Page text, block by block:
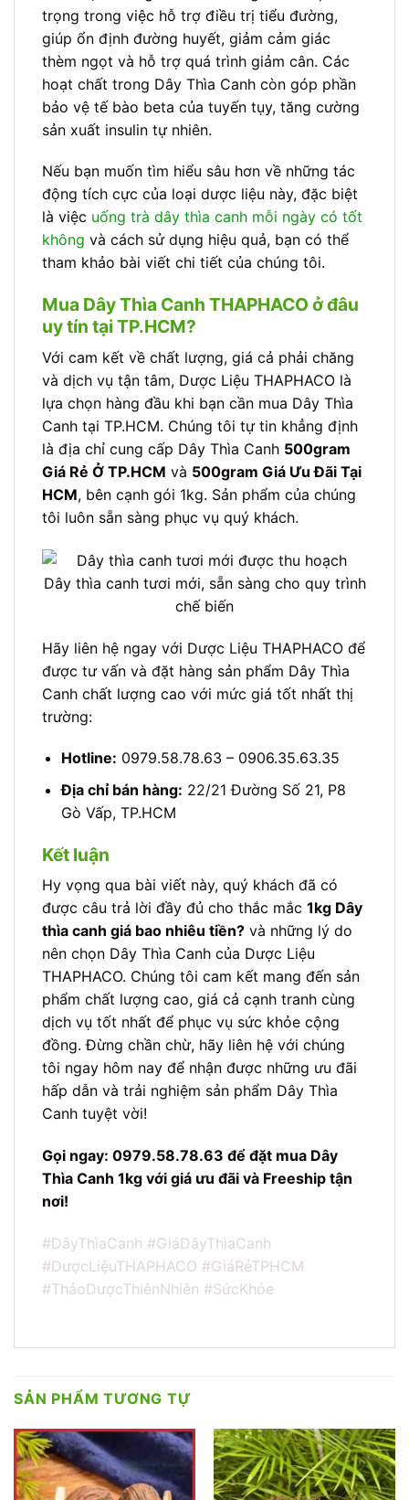
trọng trong việc hỗ trợ điều trị tiểu đường,
giúp ổn định đường huyết, giảm cảm giác
thèm ngọt và hỗ trợ quá trình giảm cân. Các
hoạt chất trong Dây Thìa Canh còn góp phần
bảo vệ tế bào beta của tuyến tụy, tăng cường
sản xuất insulin tự nhiên.
Nếu bạn muốn tìm hiểu sâu hơn về những tác
động tích cực của loại dược liệu này, đặc biệt
là việc uống trà dây thìa canh mỗi ngày có tốt
không và cách sử dụng hiệu quả, bạn có thể
tham khảo bài viết chi tiết của chúng tôi.
Mua Dây Thìa Canh THAPHACO ở đâu
uy tín tại TP.HCM?
Với cam kết về chất lượng, giá cả phải chăng
và dịch vụ tận tâm, Dược Liệu THAPHACO là
lựa chọn hàng đầu khi bạn cần mua Dây Thìa
Canh tại TP.HCM. Chúng tôi tự tin khẳng định
là địa chỉ cung cấp Dây Thìa Canh 500gram
Giá Rẻ Ở TP.HCM và 500gram Giá Ưu Đãi Tại
HCM, bên cạnh gói 1kg. Sản phẩm của chúng
tôi luôn sẵn sàng phục vụ quý khách.
Dây thìa canh tươi mới, sẵn sàng cho quy trình
chế biến
Hãy liên hệ ngay với Dược Liệu THAPHACO để
được tư vấn và đặt hàng sản phẩm Dây Thìa
Canh chất lượng cao với mức giá tốt nhất thị
trường:
Hotline: 0979.58.78.63 – 0906.35.63.35
Địa chỉ bán hàng: 22/21 Đường Số 21, P8
Gò Vấp, TP.HCM
Kết luận
Hy vọng qua bài viết này, quý khách đã có
được câu trả lời đầy đủ cho thắc mắc 1kg Dây
thìa canh giá bao nhiêu tiền? và những lý do
nên chọn Dây Thìa Canh của Dược Liệu
THAPHACO. Chúng tôi cam kết mang đến sản
phẩm chất lượng cao, giá cả cạnh tranh cùng
dịch vụ tốt nhất để phục vụ sức khỏe cộng
đồng. Đừng chần chừ, hãy liên hệ với chúng
tôi ngay hôm nay để nhận được những ưu đãi
hấp dẫn và trải nghiệm sản phẩm Dây Thìa
Canh tuyệt vời!
Gọi ngay: 0979.58.78.63 để đặt mua Dây
Thìa Canh 1kg với giá ưu đãi và Freeship tận
nơi!
#DâyThìaCanh #GiáDâyThìaCanh
#DượcLiệuTHAPHACO #GiáRẻTPHCM
#ThảoDượcThiênNhiên #SứcKhỏe
SẢN PHẨM TƯƠNG TỰ